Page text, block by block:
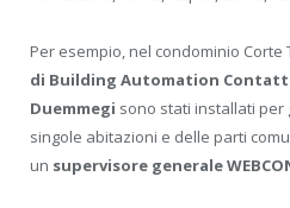
Per esempio, nel condominio Corte
di Building Automation
Duemmegi sono stati installati
singole abitazioni e delle parti
un supervisore generale